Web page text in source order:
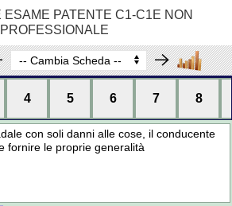
ESAME PATENTE C1-C1E NON
PROFESSIONALE
4 5 6 7 8
con soli danni alle cose, il conducente
fornire le proprie generalità